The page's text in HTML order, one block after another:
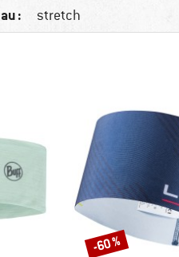
: stretch
Remise
-60 %